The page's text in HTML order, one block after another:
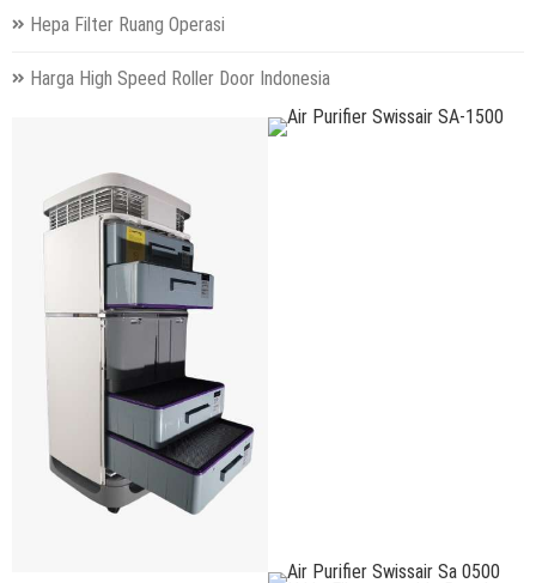
Hepa Filter Ruang Operasi
Harga High Speed Roller Door Indonesia